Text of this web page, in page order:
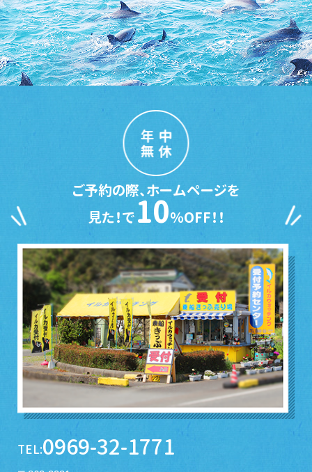
年中
無休
ご予約の際、ホームページを
見た！で10％OFF！！
TEL:0969-32-1771